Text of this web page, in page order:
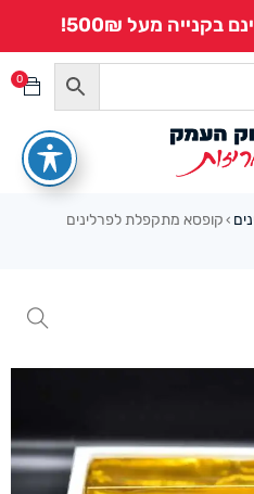
מעל 500₪!
0
› קופסא מתקפלת לפרלינים